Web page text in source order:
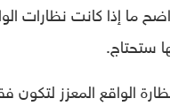
ما إذا كانت نظارات
ستحتاج.
الواقع المعزز